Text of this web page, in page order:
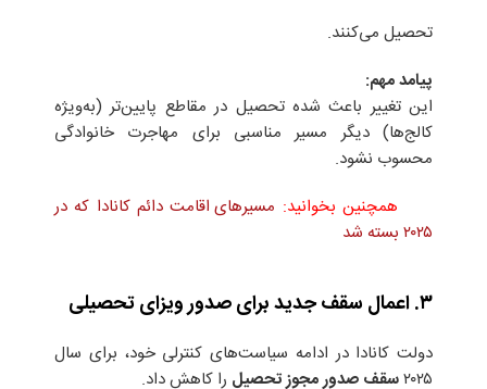
تحصیل می‌کنند.
پیامد مهم:
این تغییر باعث شده تحصیل در مقاطع پایین‌تر (به‌ویژه
کالج‌ها) دیگر مسیر مناسبی برای مهاجرت خانوادگی
محسوب نشود.
همچنین بخوانید: مسیرهای اقامت دائم کانادا که در
۲۰۲۵ بسته شد
۳. اعمال سقف جدید برای صدور ویزای تحصیلی
دولت کانادا در ادامه سیاست‌های کنترلی خود، برای سال
۲۰۲۵سقف صدور مجوز تحصیل را کاهش داد.